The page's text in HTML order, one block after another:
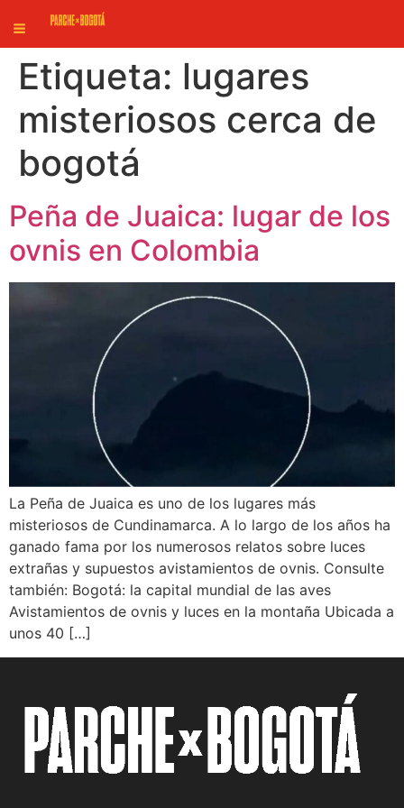
Etiqueta: lugares
misteriosos cerca de
bogotá
Peña de Juaica: lugar de los
ovnis en Colombia
La Peña de Juaica es uno de los lugares más
misteriosos de Cundinamarca. A lo largo de los años ha
ganado fama por los numerosos relatos sobre luces
extrañas y supuestos avistamientos de ovnis. Consulte
también: Bogotá: la capital mundial de las aves
Avistamientos de ovnis y luces en la montaña Ubicada a
unos 40 […]